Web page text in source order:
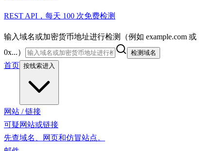
REST API，每天 100 次免费检测
输入域名或加密货币地址进行检测（例如 example.com 或
0x...）
检测域名
首页 按线索进入
网站 / 链接
可疑网站或链接
先查域名、网页和仿冒站点。